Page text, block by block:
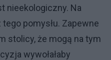
nieekologiczny. Na
pomysłu. Zapewne
stolicy, że mogą na tym
wywołałaby